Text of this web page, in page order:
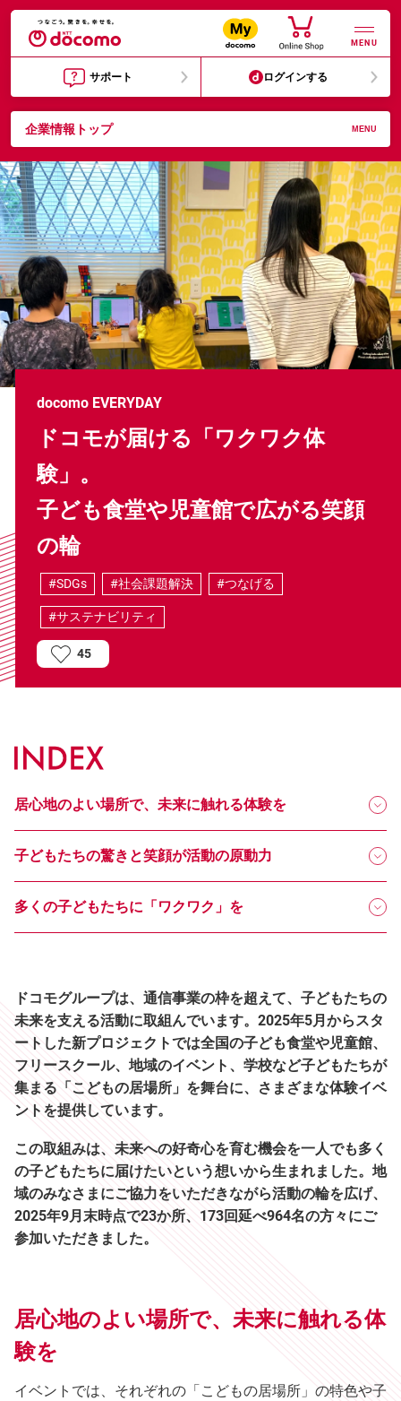
MENU
サポート ログインする
企業情報トップ MENU
docomo EVERYDAY
ドコモが届ける「ワクワク体
験」。
子ども食堂や児童館で広がる笑顔
の輪
#SDGs #社会課題解決 #つなげる
#サステナビリティ
45
居心地のよい場所で、未来に触れる体験を
子どもたちの驚きと笑顔が活動の原動力
多くの子どもたちに「ワクワク」を
ドコモグループは、通信事業の枠を超えて、子どもたちの
未来を支える活動に取組んでいます。2025年5月からスタ
ートした新プロジェクトでは全国の子ども食堂や児童館、
フリースクール、地域のイベント、学校など子どもたちが
集まる「こどもの居場所」を舞台に、さまざまな体験イベ
ントを提供しています。
この取組みは、未来への好奇心を育む機会を一人でも多く
の子どもたちに届けたいという想いから生まれました。地
域のみなさまにご協力をいただきながら活動の輪を広げ、
2025年9月末時点で23か所、173回延べ964名の方々にご
参加いただきました。
居心地のよい場所で、未来に触れる体
験を
イベントでは、それぞれの「こどもの居場所」の特色や子